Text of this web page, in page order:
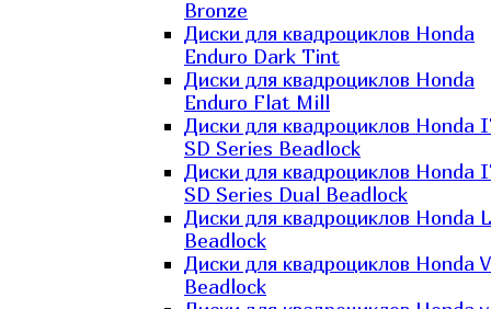
Bronze
Диски для квадроциклов Honda
Enduro Dark Tint
Диски для квадроциклов Honda
Enduro Flat Mill
Диски для квадроциклов Honda
SD Series Beadlock
Диски для квадроциклов Honda
SD Series Dual Beadlock
Диски для квадроциклов Honda
Beadlock
Диски для квадроциклов Honda
Beadlock